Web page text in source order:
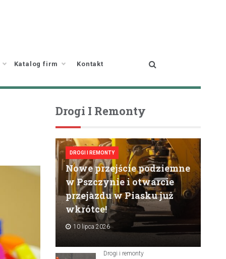
Katalog firm Kontakt
Drogi I Remonty
DROGI I REMONTY
Nowe przejście podziemne
w Pszczynie i otwarcie
przejazdu w Piasku już
wkrótce!
10 lipca 2026
Drogi i remonty